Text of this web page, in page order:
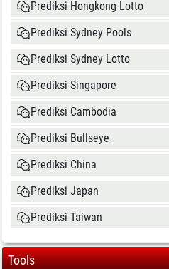
Prediksi Hongkong Lotto
Prediksi Sydney Pools
Prediksi Sydney Lotto
Prediksi Singapore
Prediksi Cambodia
Prediksi Bullseye
Prediksi China
Prediksi Japan
Prediksi Taiwan
Tools